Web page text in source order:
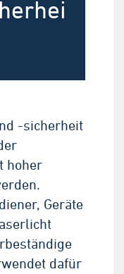
-sicherheit
hoher
Geräte
dafür